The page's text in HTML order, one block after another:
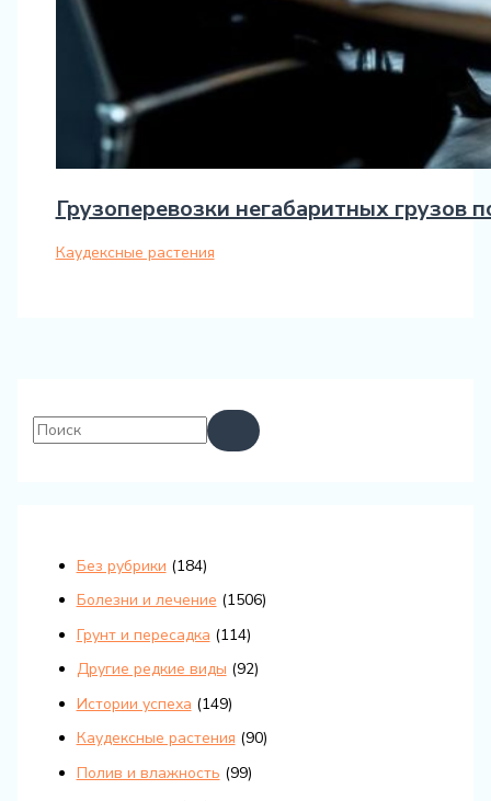
Грузоперевозки негабаритных
Каудексные растения
Без рубрики (184)
Болезни и лечение (1506)
Грунт и пересадка (114)
Другие редкие виды (92)
Истории успеха (149)
Каудексные растения (90)
Полив и влажность (99)